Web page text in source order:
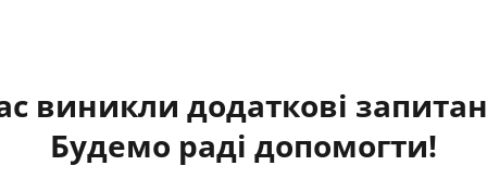
виникли додаткові
Будемо раді допомогти!